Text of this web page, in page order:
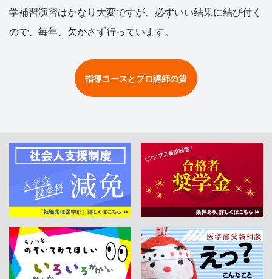
学補習演習はかなり大変ですが、必ずいい結果に結び付く
ので、毎年、欠かさず行っています。
指導コースとプロ講師の質